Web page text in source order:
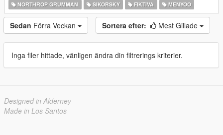
NORTHROP GRUMMAN
SIKORSKY FIKTIVA MENYOO
Sedan Förra Veckan Sortera efter: Mest Gillade
Inga filer hittade, vänligen ändra din filtrerings kriterier.
Designed in Alderney
Made in Los Santos